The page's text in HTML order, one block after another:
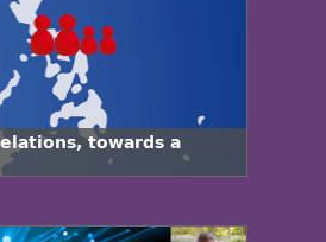
towards a